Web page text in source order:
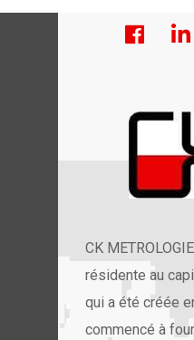
CK
résidente au
qui a été créée
commencé à